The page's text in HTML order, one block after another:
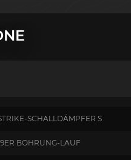
SCHALLDÄMPFER S
BOHRUNG-LAUF